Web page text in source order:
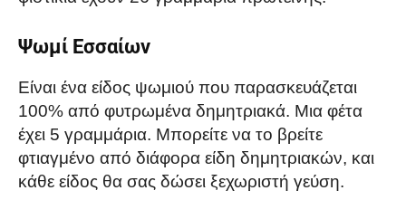
Ψωμί Εσσαίων
Είναι ένα είδος ψωμιού που παρασκευάζεται
100% από φυτρωμένα δημητριακά. Μια φέτα
έχει 5 γραμμάρια. Μπορείτε να το βρείτε
φτιαγμένο από διάφορα είδη δημητριακών, και
κάθε είδος θα σας δώσει ξεχωριστή γεύση.